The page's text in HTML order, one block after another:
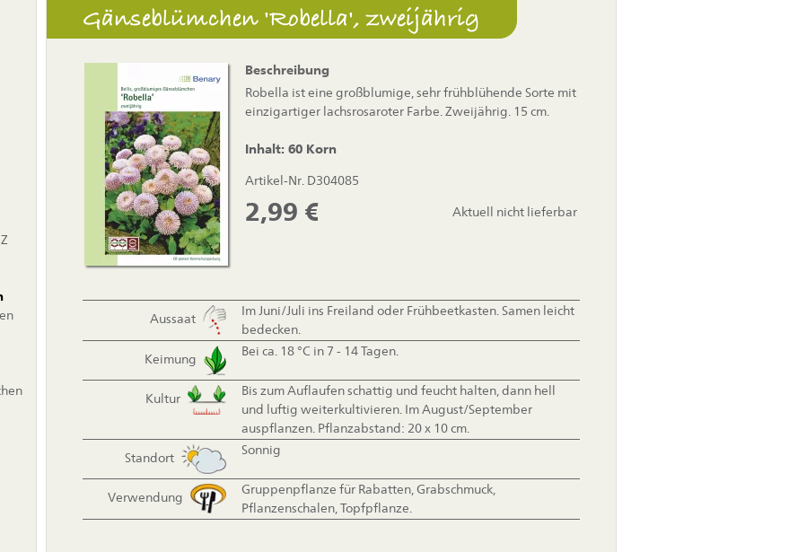
Gänseblümchen 'Robella', zweijährig
Beschreibung
Robella ist eine großblumige, sehr frühblühende Sorte mit
einzigartiger lachsrosaroter Farbe. Zweijährig. 15 cm.
Inhalt: 60 Korn
Artikel-Nr. D304085
2,99 € Aktuell nicht lieferbar
Aussaat
Im Juni/Juli ins Freiland oder Frühbeetkasten. Samen leicht
bedecken.
Keimung
Bei ca. 18 °C in 7 - 14 Tagen.
Kultur
Bis zum Auflaufen schattig und feucht halten, dann hell
und luftig weiterkultivieren. Im August/September
auspflanzen. Pflanzabstand: 20 x 10 cm.
Standort
Sonnig
Verwendung
Gruppenpflanze für Rabatten, Grabschmuck,
Pflanzenschalen, Topfpflanze.